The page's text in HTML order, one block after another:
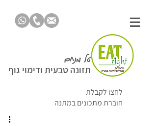
טל מנחם
תזונה טבעית ודימוי גוף
לחצו לקבלת
חוברת מתכונים במתנה